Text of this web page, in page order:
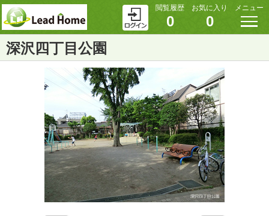
閲覧履歴
0
お気に入り
0
メニュー
深沢四丁目公園